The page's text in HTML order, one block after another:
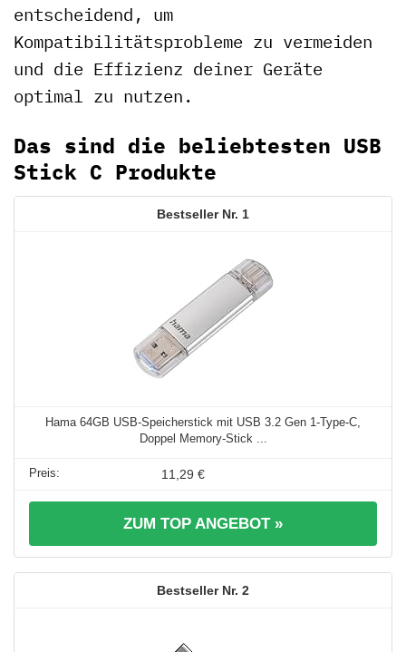
entscheidend, um
Kompatibilitätsprobleme zu vermeiden
und die Effizienz deiner Geräte
optimal zu nutzen.
Das sind die beliebtesten USB
Stick C Produkte
1
Hama 64GB USB-Speicherstick mit USB 3.2 Gen 1-Type-C,
Doppel Memory-Stick ...
11,29 €
ZUM TOP ANGEBOT »
2